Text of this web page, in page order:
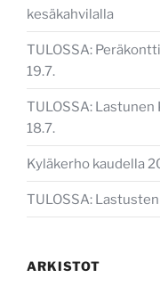
kesäkahvilalla
TULOSSA:
19.7.
TULOSSA:
18.7.
Kyläkerho kaudella
TULOSSA:
ARKISTOT